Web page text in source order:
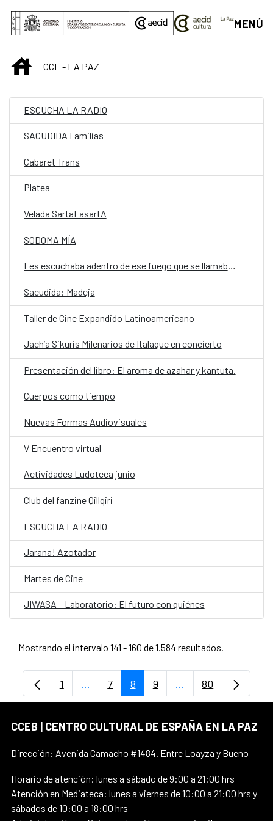
Saltar al contenido principal
MENÚ
INICIOCCE - LA PAZ
ESCUCHA LA RADIO
SACUDIDA Familias
Cabaret Trans
Platea
Velada SartaLasartA
SODOMA MÍA
Les escuchaba adentro de ese fuego que se llamaba silencio
Sacudida: Madeja
Taller de Cine Expandido Latinoamericano
Jach’a Sikuris Milenarios de Italaque en concierto
Presentación del libro: El aroma de azahar y kantuta.
Cuerpos como tiempo
Nuevas Formas Audiovisuales
V Encuentro virtual
Actividades Ludoteca junio
Club del fanzine Qillqiri
ESCUCHA LA RADIO
Jarana! Azotador
Martes de Cine
JIWASA – Laboratorio: El futuro con quiénes
Mostrando el intervalo 141 - 160 de 1.584 resultados.
Página
1 ...Páginas intermedias Use TAB para
Página
7 Página
8 Página
9 ...PáginasPágina
80
CCEB | CENTRO CULTURAL DE ESPAÑA EN LA PAZ
Dirección: Avenida Camacho #1484. Entre Loayza y Bueno
Horario de atención: lunes a sábado de 9:00 a 21:00 hrs
Atención en Mediateca: lunes a viernes de 10:00 a 21:00 hrs y
sábados de 10:00 a 18:00 hrs